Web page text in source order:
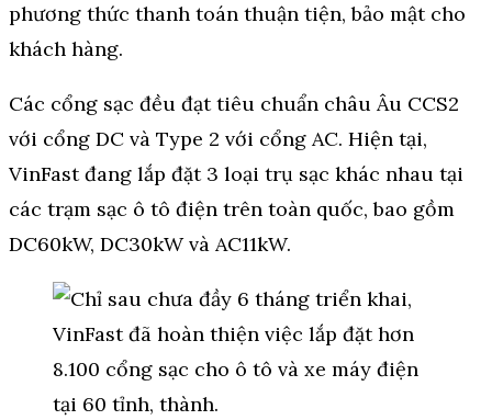
phương thức thanh toán thuận tiện, bảo mật cho
khách hàng.
Các cổng sạc đều đạt tiêu chuẩn châu Âu CCS2
với cổng DC và Type 2 với cổng AC. Hiện tại,
VinFast đang lắp đặt 3 loại trụ sạc khác nhau tại
các trạm sạc ô tô điện trên toàn quốc, bao gồm
DC60kW, DC30kW và AC11kW.